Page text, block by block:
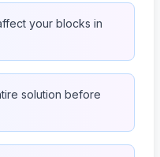
your blocks in
solution before